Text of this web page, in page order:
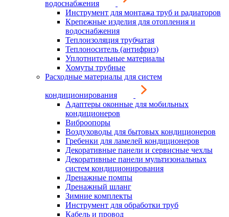
водоснабжения
Инструмент для монтажа труб и радиаторов
Крепежные изделия для отопления и
водоснабжения
Теплоизоляция трубчатая
Теплоноситель (антифриз)
Уплотнительные материалы
Хомуты трубные
Расходные материалы для систем
кондиционирования
Адаптеры оконные для мобильных
кондиционеров
Виброопоры
Воздуховоды для бытовых кондиционеров
Гребенки для ламелей кондиционеров
Декоративные панели и сервисные чехлы
Декоративные панели мультизональных
систем кондиционирования
Дренажные помпы
Дренажный шланг
Зимние комплекты
Инструмент для обработки труб
Кабель и провод